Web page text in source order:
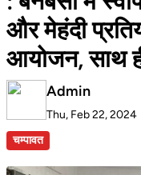
और मेहंदी
आयोजन, साथ
Admin
Thu, Feb 22, 2024
चम्पावत